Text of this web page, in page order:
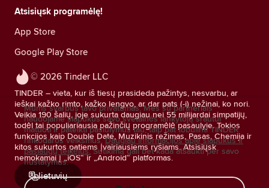
© 2026 Tinder LLC
TINDER – vieta, kur iš tiesų prasideda pažintys, nesvarbu, ar
ieškai kažko rimto, kažko lengvo, ar dar pats (-i) nežinai, ko nori.
Veikia 190 šalių, joje sukurta daugiau nei 55 milijardai simpatijų,
todėl tai populiariausia pažinčių programėlė pasaulyje. Tokios
funkcijos kaip Double Date, Muzikinis režimas, Pasas, Chemija ir
kitos sukurtos patiems įvairiausiems ryšiams. Atsisiųsk
nemokamai į „iOS“ ir „Android“ platformas.
lietuvių
Atsisiųsk programėlę!
App Store
Google Play Store
Mums svarbus tavo privatumas. Mes su partneriais
naudojame slapukus savo svetainės lankytojų srautui
matuoti ir pateikti pasiūlymus tau, taip pat tobulinti TINDER
rinkodaros veiksmus. Daugiau informacijos apie slapukus ir
paslaugų teikėjus. Sutikimą gali bet kada atšaukti per savo
nustatymus.